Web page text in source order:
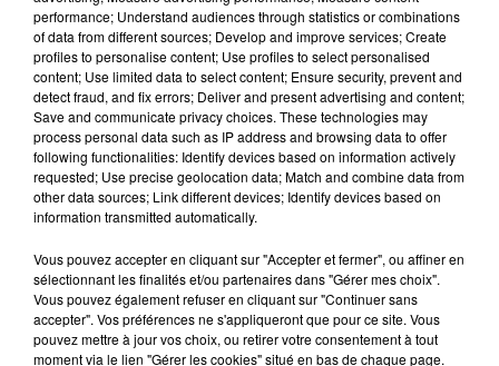
AFRO DEEP HOUSE 2000's
performance; Understand audiences through statistics or combinations
of data from different sources; Develop and improve services; Create
profiles to personalise content; Use profiles to select personalised
content; Use limited data to select content; Ensure security, prevent and
detect fraud, and fix errors; Deliver and present advertising and content;
Save and communicate privacy choices. These technologies may
process personal data such as IP address and browsing data to offer
following functionalities: Identify devices based on information actively
requested; Use precise geolocation data; Match and combine data from
other data sources; Link different devices; Identify devices based on
information transmitted automatically.
Vous pouvez accepter en cliquant sur "Accepter et fermer", ou affiner en
sélectionnant les finalités et/ou partenaires dans "Gérer mes choix".
Vous pouvez également refuser en cliquant sur "Continuer sans
accepter". Vos préférences ne s'appliqueront que pour ce site. Vous
pouvez mettre à jour vos choix, ou retirer votre consentement à tout
moment via le lien "Gérer les cookies" situé en bas de chaque page.